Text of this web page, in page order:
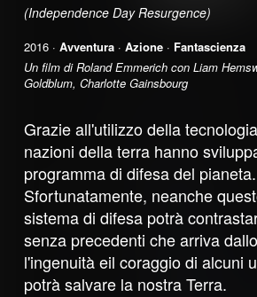
(Independence Day Resurgence)
2016 · Avventura· Azione· Fantascienza
Un film di Roland Emmerich con Liam
Goldblum, Charlotte Gainsbourg
Grazie all'utilizzo della
nazioni della terra hanno
programma di difesa del pianeta.
Sfortunatamente, neanche
sistema di difesa potrà
senza precedenti che arriva
l'ingenuità eil coraggio di alcuni
potrà salvare la nostra Terra.